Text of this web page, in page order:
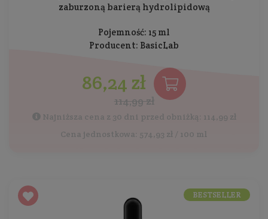
zaburzoną barierą hydrolipidową
Pojemność: 15 ml
Producent: BasicLab
86,24 zł
114,99 zł
Najniższa cena z 30 dni przed obniżką: 114,99 zł
Cena jednostkowa: 574,93 zł / 100 ml
BESTSELLER